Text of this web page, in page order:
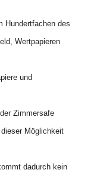
Hundertfachen des
Wertpapieren
und
Zimmersafe
Möglichkeit
dadurch kein